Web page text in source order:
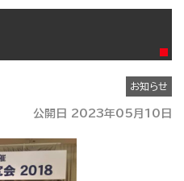
お知らせ
公開日 2023年05月10日